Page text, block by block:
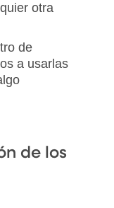
otra
de
a usarlas
de los